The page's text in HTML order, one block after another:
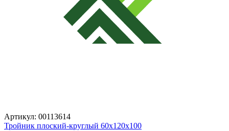
Артикул: 00113614
Тройник плоский-круглый 60х120х100